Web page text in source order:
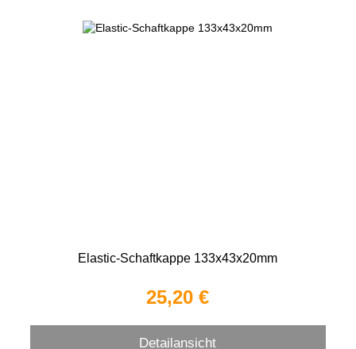
Elastic-Schaftkappe 133x43x20mm
25,20 €
Detailansicht